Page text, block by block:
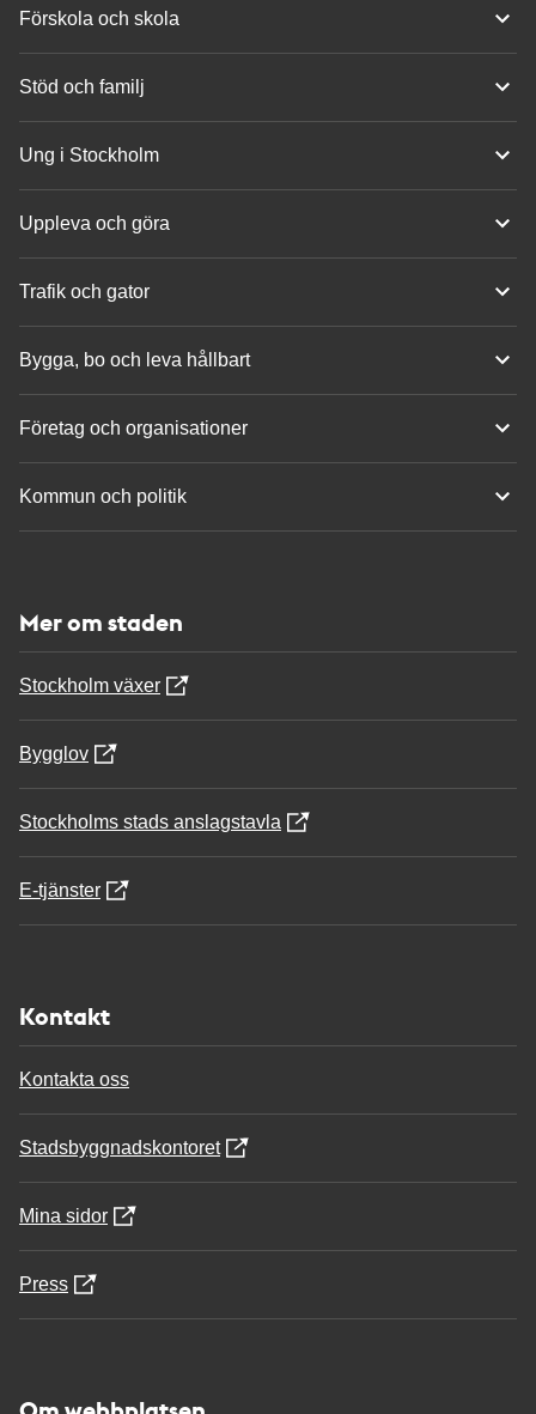
Förskola och skola
Stöd och familj
Ung i Stockholm
Uppleva och göra
Trafik och gator
Bygga, bo och leva hållbart
Företag och organisationer
Kommun och politik
Mer om staden
Stockholm växer
Bygglov
Stockholms stads anslagstavla
E-tjänster
Kontakt
Kontakta oss
Stadsbyggnadskontoret
Mina sidor
Press